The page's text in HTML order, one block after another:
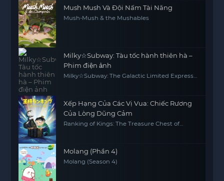
Mush Mush Và Đội Nấm Tài Năng
Mush-Mush & the Mushables
Milky☆Subway: Tàu tốc hành thiên hà –
Phim điện ảnh
Milky☆Subway: The Galactic Limited Express -
Xếp Hạng Của Các Vị Vua: Chiếc Rương
Của Lòng Dũng Cảm
Ranking of Kings: The Treasure Chest of
Molang (Phần 4)
Molang (Season 4)